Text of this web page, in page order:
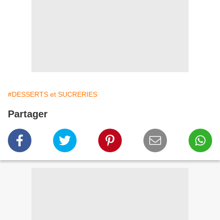
#DESSERTS et SUCRERIES
Partager